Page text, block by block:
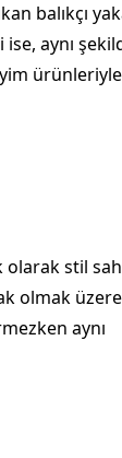
balıkçı
aynı
olarak stil
olmak
aynı